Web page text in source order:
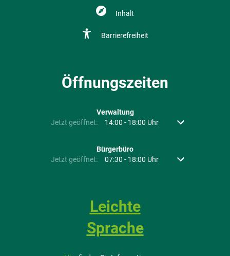
Inhalt
Barrierefreiheit
Öffnungszeiten
Verwaltung
Klicken, um weitere Öffnungs- oder Schließzeiten
Jetzt geöffnet: 14:00 - 18:00 Uhr Von 14:00 bis
Bürgerbüro
Klicken, um weitere Öffnungs- oder Schließzeiten
Jetzt geöffnet: 07:30 - 18:00 Uhr Von 07:30 bis
Leichte
Sprache